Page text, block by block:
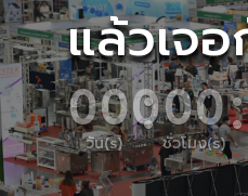
แล้วเจ
000
วัน(s) :00
ชั่วโมง(s) :